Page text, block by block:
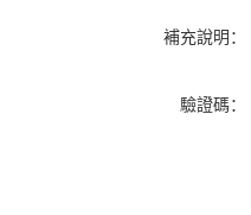
補充說明：
驗證碼：